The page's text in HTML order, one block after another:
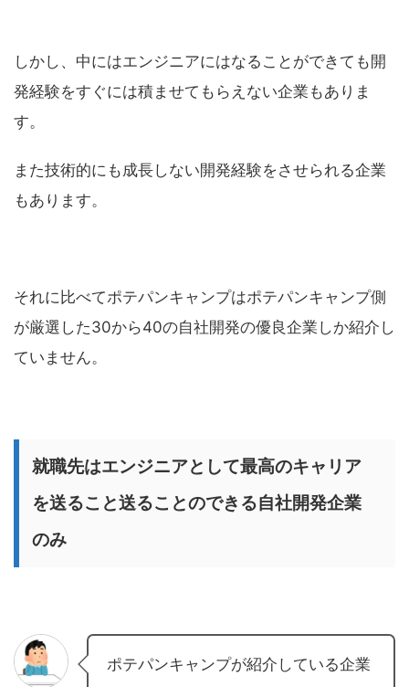
しかし、中にはエンジニアにはなることができても開
発経験をすぐには積ませてもらえない企業もありま
す。
また技術的にも成長しない開発経験をさせられる企業
もあります。
それに比べてポテパンキャンプはポテパンキャンプ側
が厳選した30から40の自社開発の優良企業しか紹介し
ていません。
就職先はエンジニアとして最高のキャリア
を送ること送ることのできる自社開発企業
のみ
ポテパンキャンプが紹介している企業